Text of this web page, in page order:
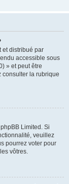
et distribué par
accessible sous
» et peut être
consulter la rubrique
Limited. Si
veuillez
pourrez voter pour
vôtres.